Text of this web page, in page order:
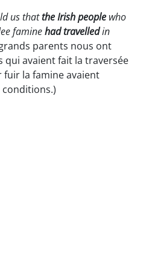
us thatthe Irish people who
faminehad travelledin
parents nous ont
qui avaient fait la traversée
la famine avaient